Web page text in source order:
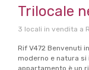
Trilocale
3 locali in vendita a
Rif V472 Benvenuti
moderno e natura